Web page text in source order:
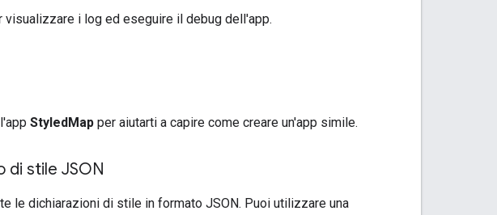
visualizzare i log ed eseguire il debug dell'app.
StyledMap per aiutarti a capire come creare un'app simile.
di stile JSON
le dichiarazioni di stile in formato JSON. Puoi utilizzare una